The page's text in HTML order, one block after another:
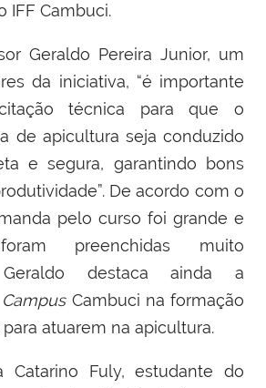
IFF Cambuci.
Geraldo Pereira Junior, um
da iniciativa, “é importante
técnica para que o
de apicultura seja conduzido
e segura, garantindo bons
De acordo com o
pelo curso foi grande e
preenchidas muito
Geraldo destaca ainda a
CampusCambuci na formação
atuarem na apicultura.
Fuly, estudante do